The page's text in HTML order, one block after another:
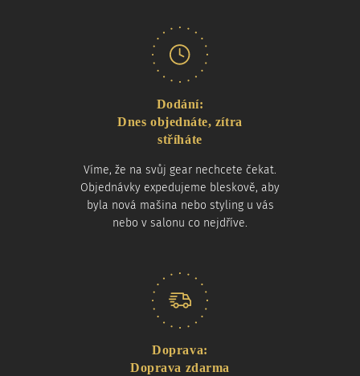
Dodání:
Dnes objednáte, zítra
stříháte
Víme, že na svůj gear nechcete čekat.
Objednávky expedujeme bleskově, aby
byla nová mašina nebo styling u vás
nebo v salonu co nejdříve.
Doprava:
Doprava zdarma